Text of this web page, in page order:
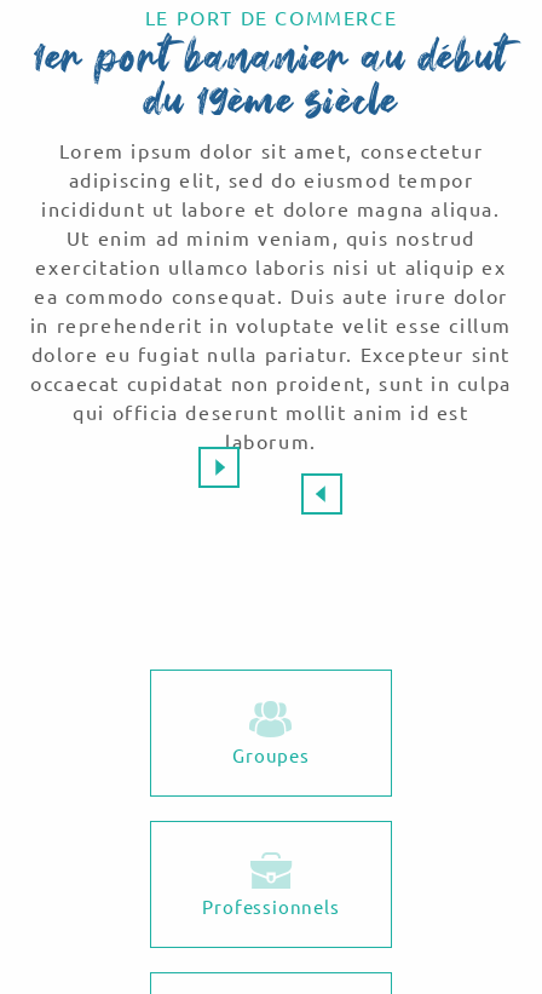
LE PORT DE COMMERCE
1er port bananier au début
du 19ème siècle
Lorem ipsum dolor sit amet, consectetur
adipiscing elit, sed do eiusmod tempor
incididunt ut labore et dolore magna aliqua.
Ut enim ad minim veniam, quis nostrud
exercitation ullamco laboris nisi ut aliquip ex
ea commodo consequat. Duis aute irure dolor
in reprehenderit in voluptate velit esse cillum
dolore eu fugiat nulla pariatur. Excepteur sint
occaecat cupidatat non proident, sunt in culpa
qui officia deserunt mollit anim id est
laborum.
Groupes
Professionnels